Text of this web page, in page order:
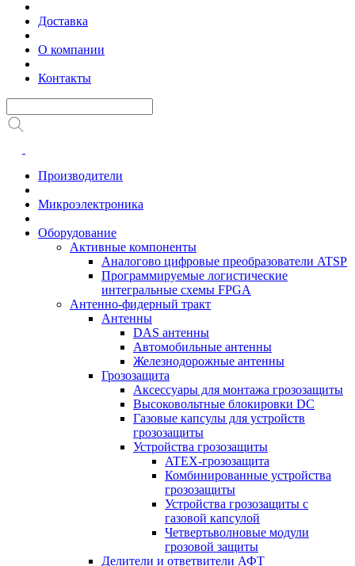
Доставка
О компании
Контакты
Производители
Микроэлектроника
Оборудование
Активные компоненты
Аналогово цифровые преобразователи ATSP
Программируемые логистические
интегральные схемы FPGA
Антенно-фидерный тракт
Антенны
DAS антенны
Автомобильные антенны
Железнодорожные антенны
Грозозащита
Аксессуары для монтажа грозозащиты
Высоковольтные блокировки DC
Газовые капсулы для устройств
грозозащиты
Устройства грозозащиты
ATEX-грозозащита
Комбинированные устройства
грозозащиты
Устройства грозозащиты с
газовой капсулой
Четвертьволновые модули
грозовой защиты
Делители и ответвители АФТ